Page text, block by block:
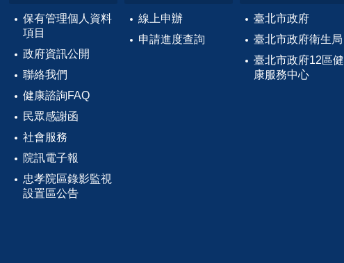
保有管理個人資料
項目
政府資訊公開
聯絡我們
健康諮詢FAQ
民眾感謝函
社會服務
院訊電子報
忠孝院區錄影監視
設置區公告
線上申辦
申請進度查詢
臺北市政府
臺北市政府衛生局
臺北市政府12區健
康服務中心